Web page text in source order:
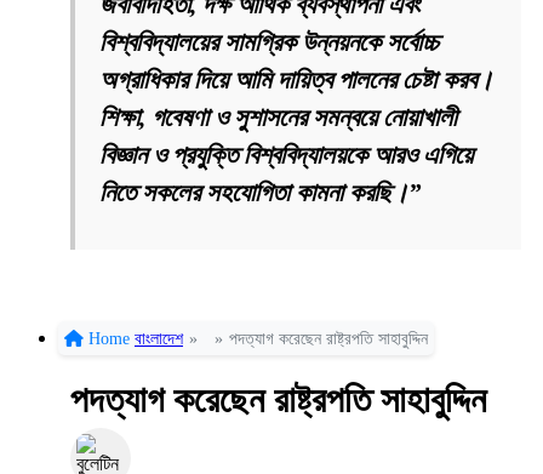
বিশ্ববিদ্যালয়ের সামগ্রিক উন্নয়নকে সর্বোচ্চ
অগ্রাধিকার দিয়ে আমি দায়িত্ব পালনের চেষ্টা করব।
শিক্ষা, গবেষণা ও সুশাসনের সমন্বয়ে নোয়াখালী
বিজ্ঞান ও প্রযুক্তি বিশ্ববিদ্যালয়কে আরও এগিয়ে
নিতে সকলের সহযোগিতা কামনা করছি।”
Home বাংলাদেশ » » পদত্যাগ করেছেন রাষ্ট্রপতি সাহাবুদ্দিন
পদত্যাগ করেছেন রাষ্ট্রপতি সাহাবুদ্দিন